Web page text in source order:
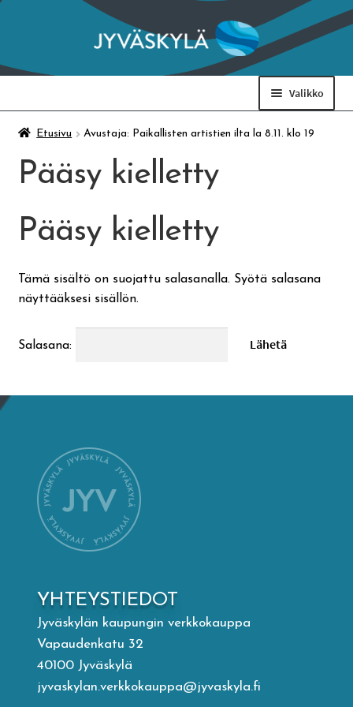
Siirry
navigointiin
Siirry
sisältöön
Valikko
Taidemuseo & Ratamo
Suomen käsityön museo
Skeittihalli
Varhaiskasvatus
Ateria- ja välipalamaksut
Kirjasto
Visit Jyvaskyla Region
Lasten Lysti & LystiKylä-festivaali
Ohje
Etusivu Avustaja: Paikallisten artistien ilta la 8.11. klo 19
Pääsy kielletty
Pääsy kielletty
Tämä sisältö on suojattu salasanalla. Syötä salasana
näyttääksesi sisällön.
Salasana:
YHTEYSTIEDOT
Jyväskylän kaupungin verkkokauppa
Vapaudenkatu 32
40100 Jyväskylä
jyvaskylan.verkkokauppa@jyvaskyla.fi